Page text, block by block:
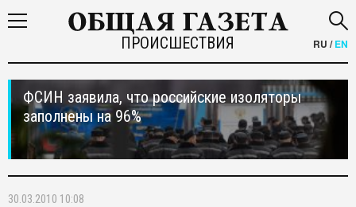
ПРОИСШЕСТВИЯ RU /EN
ФСИН заявила, что российские изоляторы
заполнены на 96%
30.03.2010 10:08